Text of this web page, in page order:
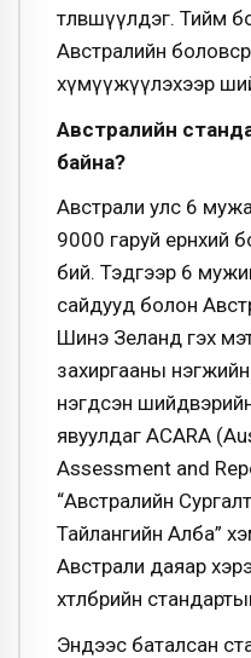
төлөвшүүлдэг. Тийм
Австралийн
хүмүүжүүлэхээр
Австралийн
байна?
Австрали улс 6
9000 гаруй ерөнхий
бий. Тэдгээр 6
сайдууд болон
Шинэ Зеланд гэх
захиргааны
нэгдсэн
явуулдаг ACARA
Assessment and
“Австралийн
Тайлангийн Алба”
Австрали даяар
хөтөлбөрийн
Эндээс баталсан